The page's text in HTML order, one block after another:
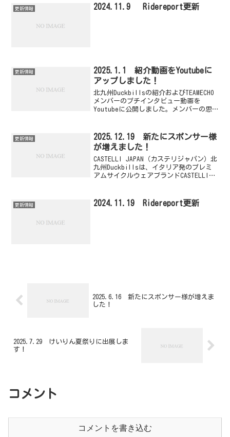
チーム「北九州Duckbills」（監督：宮
更新情報 2024.11.9 Ridereport更新
更新情報
2025.1.1 紹介動画をYoutubeに
アップしました！
北九州Duckbillsの紹介およびTEAMECHO
メンバーのプチインタビュー動画を
Youtubeに公開しました。メンバーの思
画リンク
更新情報
2025.12.19 新たにスポンサー様
が増えました！
CASTELLI JAPAN（カステリジャパン）北
九州Duckbillsは、イタリア発のプレミ
アムサイクルウェアブランドCASTELLI
を締結しました。Cast...
更新情報 2024.11.19 Ridereport更新
2025.6.16 新たにスポンサー様が増えま
した！
2025.7.29 けいりん夏祭りに出展しま
す！
コメント
コメントを書き込む